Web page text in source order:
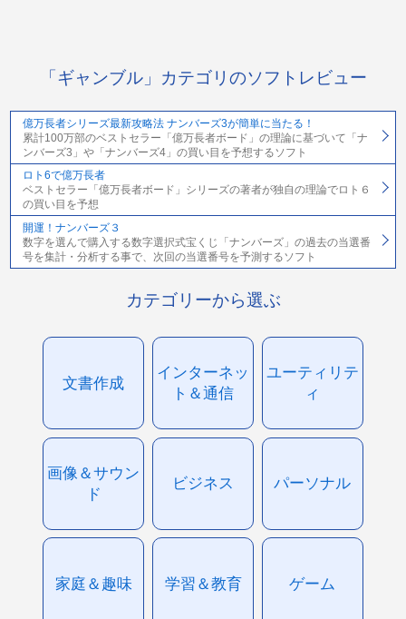
「ギャンブル」カテゴリのソフトレビュー
億万長者シリーズ最新攻略法 ナンバーズ3が簡単に当たる！
累計100万部のベストセラー「億万長者ボード」の理論に基づいて「ナ
ンバーズ3」や「ナンバーズ4」の買い目を予想するソフト
ロト6で億万長者
ベストセラー「億万長者ボード」シリーズの著者が独自の理論でロト６
の買い目を予想
開運！ナンバーズ３
数字を選んで購入する数字選択式宝くじ「ナンバーズ」の過去の当選番
号を集計・分析する事で、次回の当選番号を予測するソフト
カテゴリーから選ぶ
文書作成
インターネッ
ト＆通信
ユーティリテ
ィ
画像＆サウン
ド
ビジネス パーソナル
家庭＆趣味 学習＆教育 ゲーム